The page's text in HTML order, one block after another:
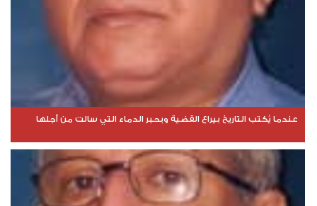
عندما يُكتب التاريخ بيراع القضية وبحبر الدماء التي سالت من أجلها